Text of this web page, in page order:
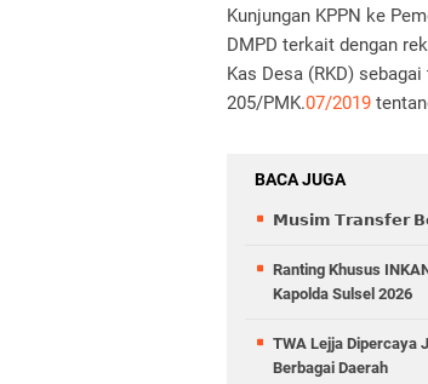
Kunjungan KPPN ke
DMPD terkait dengan
Kas Desa (RKD)
205/PMK.07/2019
BACA JUGA
𝗠𝘂𝘀𝗶𝗺 𝗧𝗿𝗮𝗻𝘀𝗳𝗲𝗿
Ranting Khusus
Kapolda Sulsel 2026
TWA Lejja Dipercaya
Berbagai Daerah